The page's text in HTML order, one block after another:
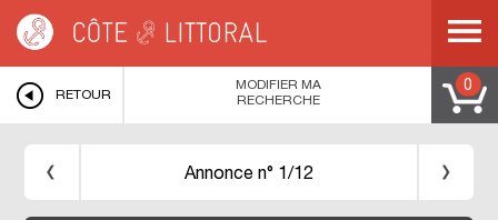
ROUSSILLON> HERAULT MEZE >
RETOUR
0
MODIFIER MA
RECHERCHE
Annonce n° 1/12